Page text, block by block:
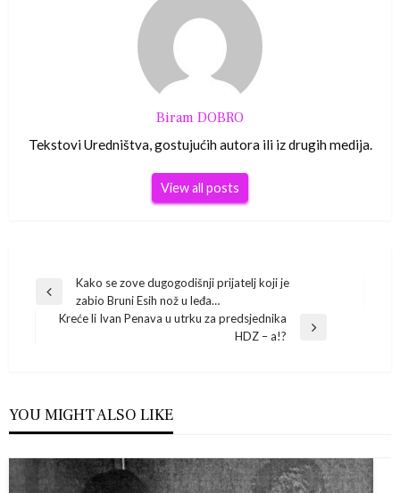
Biram DOBRO
Tekstovi Uredništva, gostujućih autora ili iz drugih medija.
View all posts
Navigacija
objava
Previous
Kako se zove dugogodišnji prijatelj koji je
zabio Bruni Esih nož u leđa…
Kreće li Ivan Penava u utrku za predsjednika
HDZ – a!?
YOU MIGHT ALSO LIKE